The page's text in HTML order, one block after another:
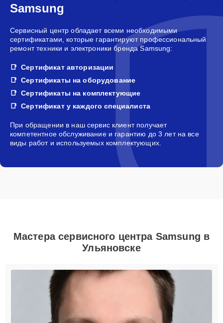
Samsung
Сервисный центр обладает всеми необходимыми
сертификатами, которые гарантируют профессиональный
ремонт техники и электроники бренда Samsung:
Сертификат авторизации
Сертификаты на оборудование
Сертификаты на комплектующие
Сертификат у каждого специалиста
При обращении в наш сервис клиент получает
компетентное обслуживание и гарантию до 3 лет на все
виды работ и используемых комплектующих.
Мастера сервисного центра Samsung в
Ульяновске